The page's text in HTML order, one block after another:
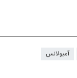
آمبولانس